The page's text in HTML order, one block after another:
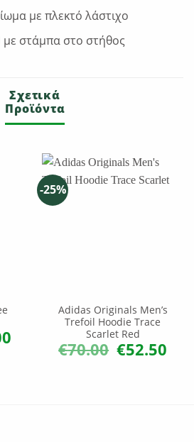
με πλεκτό λάστιχο
με στάμπα στο στήθος
Σχετικά
Προϊόντα
Η
τρέχουσα
-25%
Adidas Originals Men’s
Trefoil Hoodie Trace
Scarlet Red
€70.00 Original
price
€52.50Η